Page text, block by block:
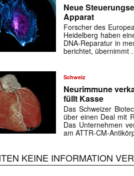
Neue
Apparat
Forscher des
Heidelberg haben
DNA-Reparatur in
berichtet, übernimmt
Schweiz
Neurimmune
füllt Kasse
Das Schweizer
über einen Deal mit
Das Unternehmen
am ATTR-CM-
KEINE INFORMATION